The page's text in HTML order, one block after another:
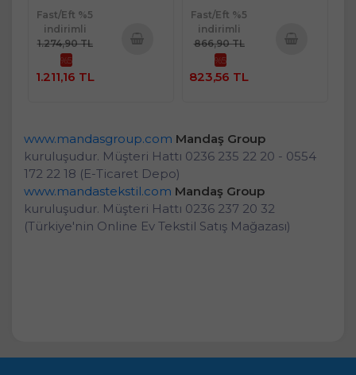
Fast/Eft %5
indirimli
1.274,90 TL
%5
1.211,16 TL
Fast/Eft %5
indirimli
866,90 TL
%5
823,56 TL
www.mandasgroup.com Mandaş Group
kuruluşudur. Müşteri Hattı 0236 235 22 20 - 0554
172 22 18 (E-Ticaret Depo)
www.mandastekstil.com Mandaş Group
kuruluşudur. Müşteri Hattı 0236 237 20 32
(Türkiye'nin Online Ev Tekstil Satış Mağazası)